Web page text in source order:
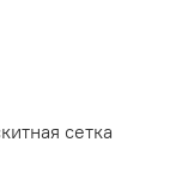
сетка